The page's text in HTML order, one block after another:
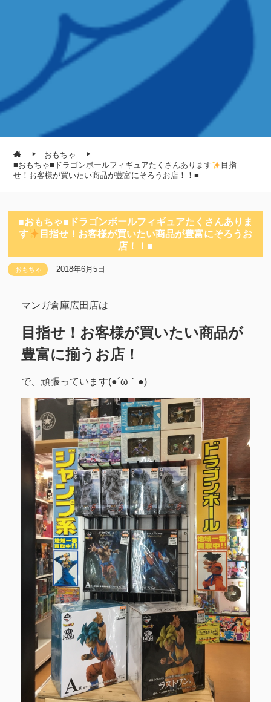
おもちゃ
■おもちゃ■ドラゴンボールフィギュアたくさんあります
目指
せ！お客様が買いたい商品が豊富にそろうお店！！■
■おもちゃ■ドラゴンボールフィギュアたくさんありま
す
目指せ！お客様が買いたい商品が豊富にそろうお
店！！■
おもちゃ 2018年6月5日
マンガ倉庫広田店は
目指せ！お客様が買いたい商品が
豊富に揃うお店！
で、頑張っています(●´ω｀●)